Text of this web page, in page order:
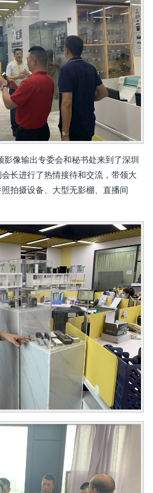
像输出专委会和秘书处来到了深圳
长进行了热情接待和交流，带领大
拍摄设备、大型无影棚、直播间